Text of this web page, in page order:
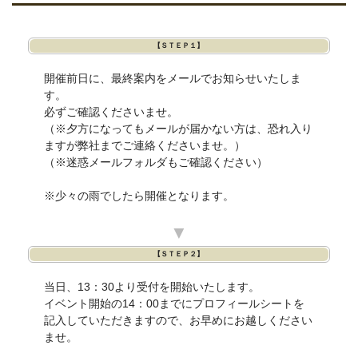
【ＳＴＥＰ１】
開催前日に、最終案内をメールでお知らせいたしま
す。
必ずご確認くださいませ。
（※夕方になってもメールが届かない方は、恐れ入り
ますが弊社までご連絡くださいませ。）
（※迷惑メールフォルダもご確認ください）
※少々の雨でしたら開催となります。
▼
【ＳＴＥＰ２】
当日、13：30より受付を開始いたします。
イベント開始の14：00までにプロフィールシートを
記入していただきますので、お早めにお越しください
ませ。